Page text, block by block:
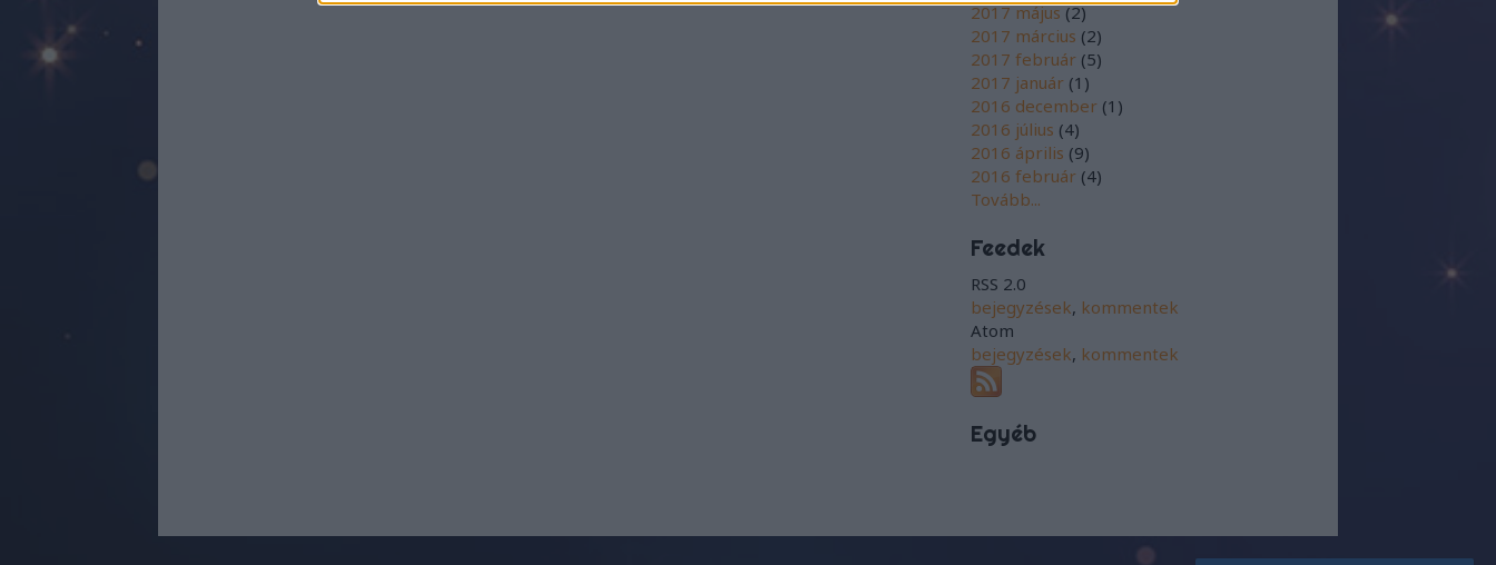
2017 május (2)
2017 március (2)
2017 február (5)
2017 január (1 )
2016 december (1 )
2016 július (4)
2016 április (9)
2016 február (4)
Tovább...
Feedek
RSS 2.0
bejegyzések, kommentek
Atom
bejegyzések, kommentek
Egyéb